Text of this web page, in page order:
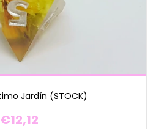
Jardín (STOCK)
€12,12